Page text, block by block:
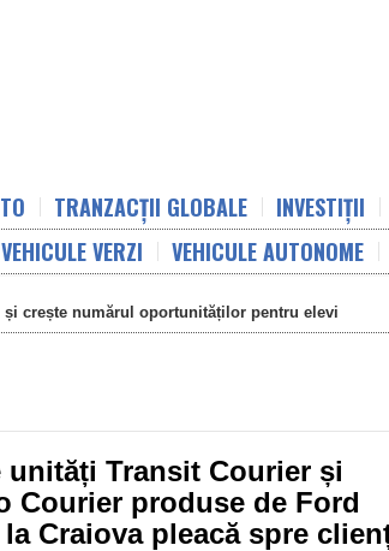
TRANZACȚII GLOBALE
INVESTIȚII
VEHICULE VERZI VEHICULE AUTONOME
crește numărul oportunităților pentru elevi
unități Transit Courier și
Courier produse de Ford
Craiova pleacă spre